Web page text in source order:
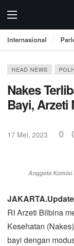
Internasional
HEAD NEWS
Nakes
Bayi, Arzeti
17 Mei, 2023 0
Anggota Komisi
RI Arzeti Bilbina
Kesehatan
bayi dengan